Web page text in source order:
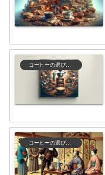
コーヒーの選び方と保存
コーヒーの選び方と保存